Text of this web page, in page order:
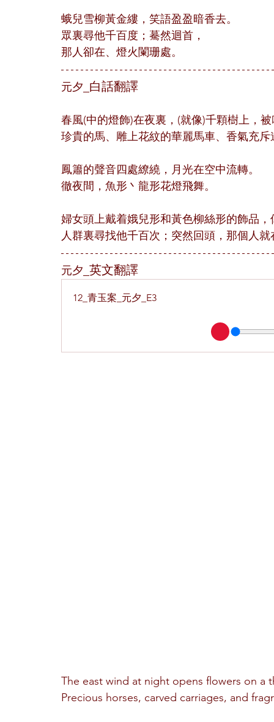
蛾兒雪柳黃金縷，笑語盈盈暗香去。
眾裏尋他千百度；驀然迴首，
那人卻在、燈火闌珊處。
元夕 _白話翻譯
春風(中的燈飾)在夜裏，(就像)千顆樹上，
珍貴的馬、雕上花紋的華麗馬車、香氣充斥
鳳簫的聲音四處繚繞，月光在空中流轉。
徹夜間，魚形丶龍形花燈飛舞。
婦女頭上戴着娥兒形和黃色柳絲形的飾品
人群裏尋找他千百次；突然回頭，那個人
元夕 _英文翻譯
12_青玉案_元夕_E3
The east wind at night opens flowers on a
Precious horses, carved carriages, and